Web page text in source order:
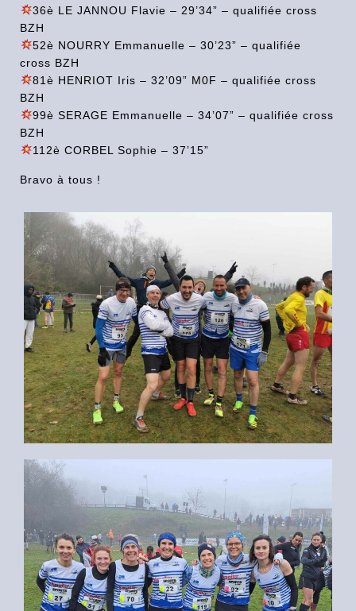
36è LE JANNOU Flavie – 29’34” – qualifiée cross
BZH
52è NOURRY Emmanuelle – 30’23” – qualifiée
cross BZH
81è HENRIOT Iris – 32’09” M0F – qualifiée cross
BZH
99è SERAGE Emmanuelle – 34’07” – qualifiée cross
BZH
112è CORBEL Sophie – 37’15”
Bravo à tous !